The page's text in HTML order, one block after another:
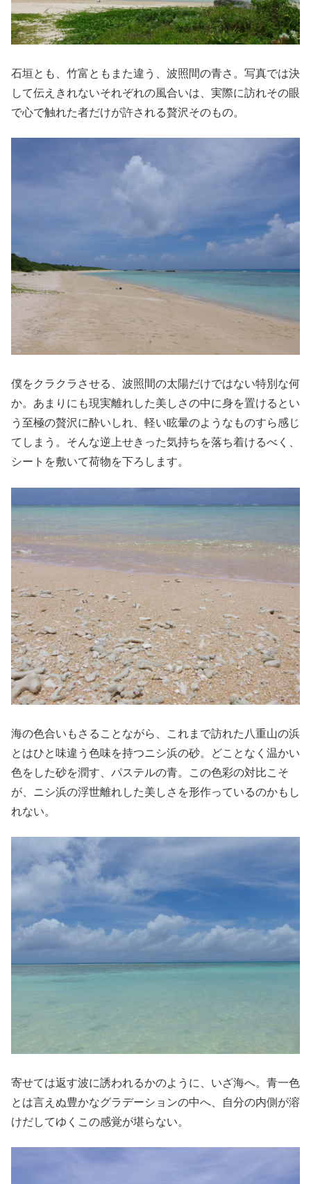
石垣とも、竹富ともまた違う、波照間の青さ。写真では決
して伝えきれないそれぞれの風合いは、実際に訪れその眼
で心で触れた者だけが許される贅沢そのもの。
僕をクラクラさせる、波照間の太陽だけではない特別な何
か。あまりにも現実離れした美しさの中に身を置けるとい
う至極の贅沢に酔いしれ、軽い眩暈のようなものすら感じ
てしまう。そんな逆上せきった気持ちを落ち着けるべく、
シートを敷いて荷物を下ろします。
海の色合いもさることながら、これまで訪れた八重山の浜
とはひと味違う色味を持つニシ浜の砂。どことなく温かい
色をした砂を潤す、パステルの青。この色彩の対比こそ
が、ニシ浜の浮世離れした美しさを形作っているのかもし
れない。
寄せては返す波に誘われるかのように、いざ海へ。青一色
とは言えぬ豊かなグラデーションの中へ、自分の内側が溶
けだしてゆくこの感覚が堪らない。